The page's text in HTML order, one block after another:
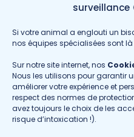
surveillance
Si votre animal a englouti un
nos équipes spécialisées sont
Sur notre site internet, nos
Nous les utilisons pour garantir
améliorer votre expérience et
respect des normes de
avez toujours le choix de les
risque d’intoxication !).
Fondation hoPi
Passionimo
Faites-nous part de vos
Politique de confidentialité
©Copyright2026· GROUPE